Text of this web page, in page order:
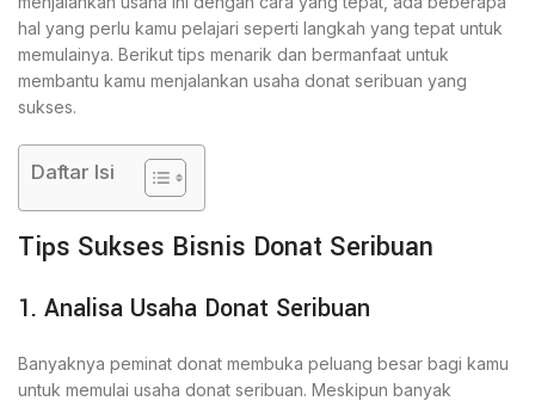
hal yang perlu kamu pelajari seperti langkah yang tepat untuk
memulainya. Berikut tips menarik dan bermanfaat untuk
membantu kamu menjalankan usaha donat seribuan yang
sukses.
Daftar Isi
Tips Sukses Bisnis Donat Seribuan
1. Analisa Usaha Donat Seribuan
Banyaknya peminat donat membuka peluang besar bagi kamu
untuk memulai usaha donat seribuan. Meskipun banyak